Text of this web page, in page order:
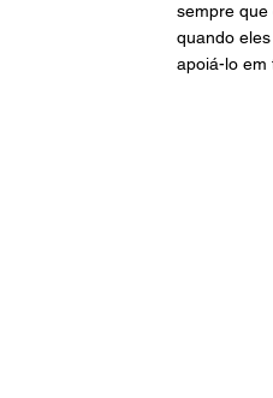
sempre que
quando
apoiá-lo em